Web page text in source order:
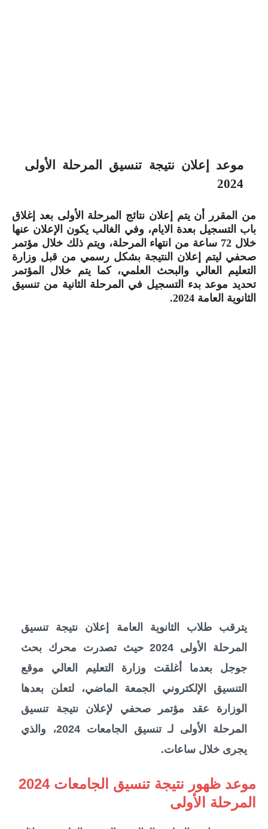
موعد إعلان نتيجة تنسيق المرحلة الأولى
2024
من المقرر أن يتم إعلان نتائج المرحلة الأولى بعد إغلاق
باب التسجيل بعدة الايام، وفي الغالب يكون الإعلان عنها
خلال 72 ساعة من انتهاء المرحلة، ويتم ذلك خلال مؤتمر
صحفي ليتم إعلان النتيجة بشكل رسمي من قبل وزارة
التعليم العالي والبحث العلمي، كما يتم خلال المؤتمر
تحديد موعد بدء التسجيل في المرحلة الثانية من تنسيق
الثانوية العامة 2024.
يترقب طلاب الثانوية العامة إعلان نتيجةتنسيق
المرحلة الأولى 2024
حيث تصدرت محرك بحث
جوجل بعدما أغلقت وزارة التعليم العالي موقع
التنسيق الإلكتروني الجمعة الماضي، لتعلن بعدها
الوزارة عقد مؤتمر صحفي لإعلان نتيجة تنسيق
المرحلة الأولى لـ تنسيق الجامعات 2024، والذي
يجرى خلال ساعات.
موعد ظهور نتيجة تنسيق الجامعات 2024
المرحلة الأولى